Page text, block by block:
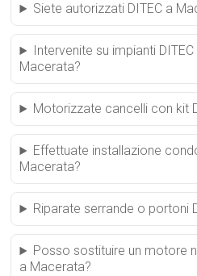
Siete autorizzati DITEC a
Intervenite su impianti
Macerata?
Motorizzate cancelli con kit
Effettuate installazione
Macerata?
Riparate serrande o portoni
Posso sostituire un motore
a Macerata?